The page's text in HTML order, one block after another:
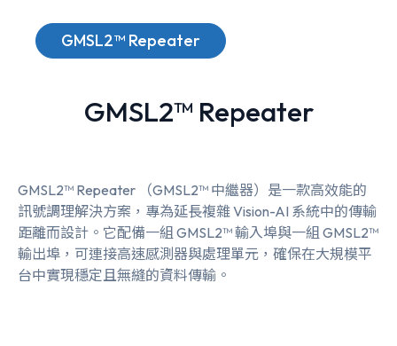
GMSL2™ Repeater
GMSL2™ Repeater
GMSL2™ Repeater （GMSL2™ 中繼器）是一款高效能的
訊號調理解決方案，專為延長複雜 Vision-AI 系統中的傳輸
距離而設計。它配備一組 GMSL2™ 輸入埠與一組 GMSL2™
輸出埠，可連接高速感測器與處理單元，確保在大規模平
台中實現穩定且無縫的資料傳輸。